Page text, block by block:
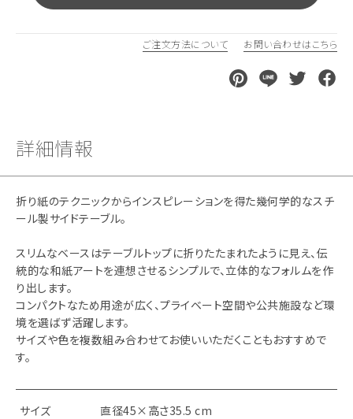
ご注文方法について お問い合わせはこちら
詳細情報
折り紙のテクニックからインスピレーションを得た幾何学的なスチ
ール製サイドテーブル。
スリムなベースはテーブルトップに折りたたまれたように見え、伝
統的な和紙アートを連想させるシンプルで、立体的なフォルムを作
り出します。
コンパクトなため用途が広く、プライベート空間や公共施設など環
境を選ばず活躍します。
サイズや色を複数組み合わせてお使いいただくこともおすすめで
す。
サイズ 直径45×高さ35.5 cm